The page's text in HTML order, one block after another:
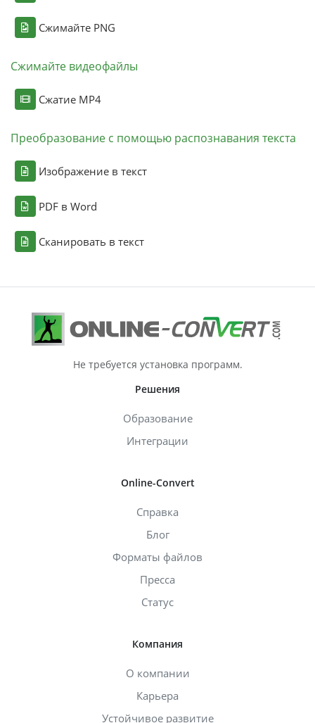
Сжимайте PNG
Сжимайте видеофайлы
Сжатие MP4
Преобразование с помощью распознавания текста
Изображение в текст
PDF в Word
Сканировать в текст
Не требуется установка программ.
Решения
Образование
Интеграции
Online-Convert
Справка
Блог
Форматы файлов
Пресса
Статус
Компания
О компании
Карьера
Устойчивое развитие